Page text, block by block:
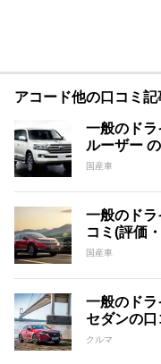
アコード他の口コミ記
一般のドラ
ルーザー
国産車
一般のドラ
コミ(評価
国産車
一般のド
セダンの
クルマ